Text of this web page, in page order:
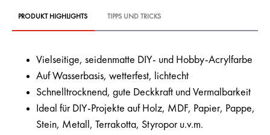
PRODUKT HIGHLIGHTS TIPPS UND TRICKS
Vielseitige, seidenmatte DIY- und Hobby-Acrylfarbe
Auf Wasserbasis, wetterfest, lichtecht
Schnelltrocknend, gute Deckkraft und Vermalbarkeit
Ideal für DIY-Projekte auf Holz, MDF, Papier, Pappe,
Stein, Metall, Terrakotta, Styropor u.v.m.